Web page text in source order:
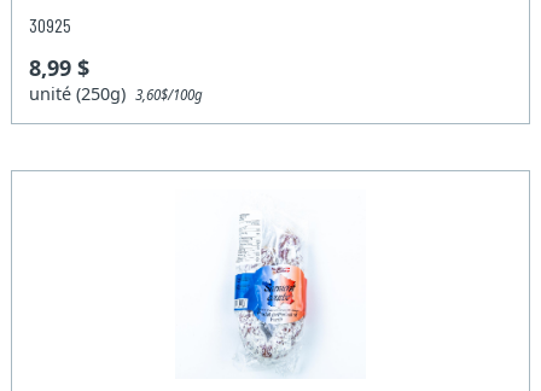
30925
8,99 $
unité (250g)3,60$/100g